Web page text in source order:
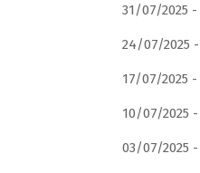
31/07/2025 -
24/07/2025 -
17/07/2025 -
10/07/2025 -
03/07/2025 -